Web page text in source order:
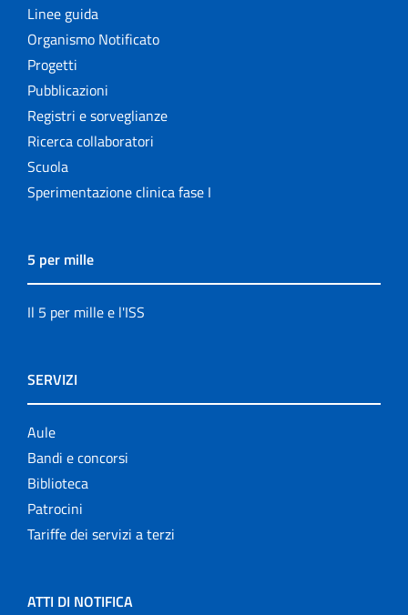
Linee guida
Organismo Notificato
Progetti
Pubblicazioni
Registri e sorveglianze
Ricerca collaboratori
Scuola
Sperimentazione clinica fase I
5 per mille
Il 5 per mille e l'ISS
SERVIZI
Aule
Bandi e concorsi
Biblioteca
Patrocini
Tariffe dei servizi a terzi
ATTI DI NOTIFICA